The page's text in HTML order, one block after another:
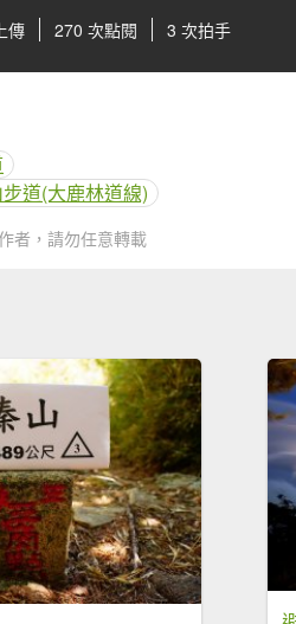
傳 270 次點閱 3 次拍手
道(大鹿林道線)
者，請勿任意轉載